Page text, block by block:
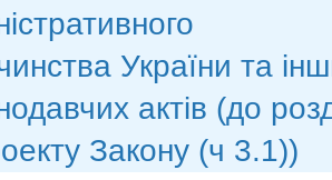
України та
актів (до
Закону (ч 3.1))